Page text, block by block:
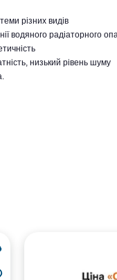
різних видів
водяного радіаторного
низький рівень шуму